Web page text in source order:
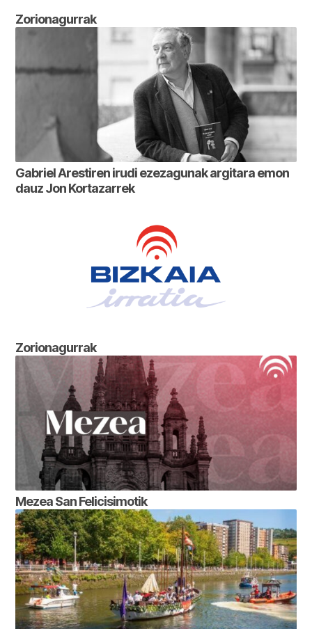
Zorionagurrak
Gabriel Arestiren irudi ezezagunak argitara emon
dauz Jon Kortazarrek
Zorionagurrak
Mezea San Felicisimotik